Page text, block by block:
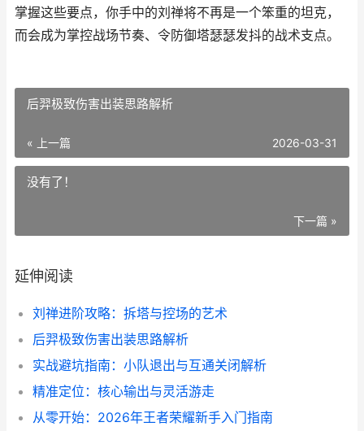
掌握这些要点，你手中的刘禅将不再是一个笨重的坦克，
而会成为掌控战场节奏、令防御塔瑟瑟发抖的战术支点。
后羿极致伤害出装思路解析
« 上一篇 2026-03-31
没有了！
下一篇 »
延伸阅读
刘禅进阶攻略：拆塔与控场的艺术
后羿极致伤害出装思路解析
实战避坑指南：小队退出与互通关闭解析
精准定位：核心输出与灵活游走
从零开始：2026年王者荣耀新手入门指南